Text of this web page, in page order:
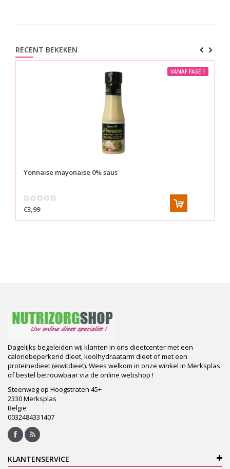
RECENT BEKEKEN
VANAF FASE 1
Yonnaise mayonaise 0% saus
€3,99
Dagelijks begeleiden wij klanten in ons dieetcenter met een
caloriebeperkend dieet, koolhydraatarm dieet of met een
proteinedieet (eiwitdieet). Wees welkom in onze winkel in Merksplas
of bestel betrouwbaar via de online webshop !
Steenweg op Hoogstraten 45+
2330 Merksplas
België
0032484331407
KLANTENSERVICE